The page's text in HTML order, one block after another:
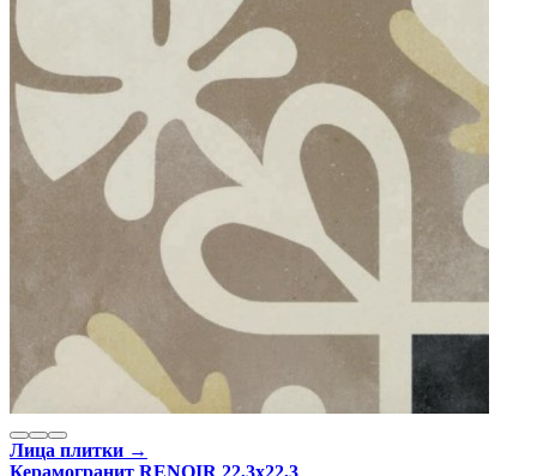
Лица плитки →
Керамогранит RENOIR 22,3x22,3